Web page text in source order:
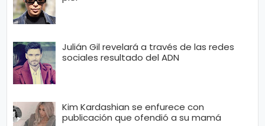
Julián Gil revelará a través de las redes
sociales resultado del ADN
Kim Kardashian se enfurece con
publicación que ofendió a su mamá